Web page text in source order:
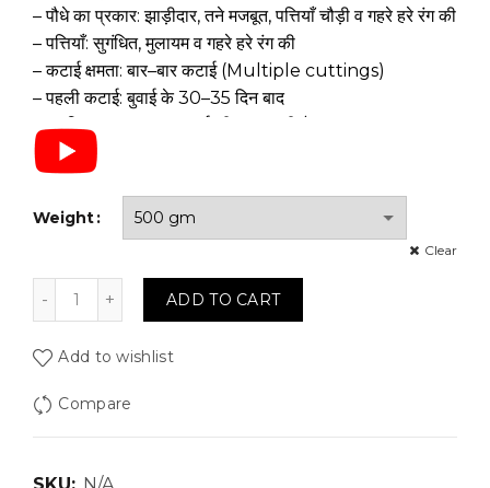
– पौधे का प्रकार: झाड़ीदार, तने मजबूत, पत्तियाँ चौड़ी व गहरे हरे रंग की
– पत्तियाँ: सुगंधित, मुलायम व गहरे हरे रंग की
– कटाई क्षमता: बार–बार कटाई (Multiple cuttings)
– पहली कटाई: बुवाई के 30–35 दिन बाद
– अवधि: लगातार 3–4 कटाई की जा सकती है
– सहनशीलता: पत्तियों का पीला पड़ना कम, फूल (bolting) देर से
आता है
– विशेषता: अधिक हरा द्रव्यमान (Biomass) व लंबे समय तक पत्तियाँ
देने वाली किस्म
भूमि व जलवायु:
– दोमट व बलुई दोमट भूमि उत्तम
– ठंडी व शुष्क जलवायु उपयुक्त
बीज दर:
– बीज को हल्का दबाकर बोएँ, ज्यादा गहराई न रखें
Weight
Clear
ADD TO CART
Add to wishlist
Compare
SKU: N/A